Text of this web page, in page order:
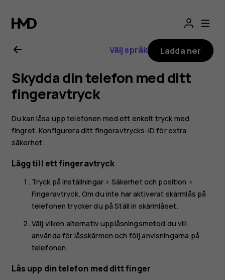
för
Nokia
6.2
Välj språk Ladda ner
Skydda din telefon med ditt
fingeravtryck
Du kan låsa upp telefonen med ett enkelt tryck med
fingret. Konfigurera ditt fingeravtrycks-ID för extra
säkerhet.
Lägg till ett fingeravtryck
Tryck påInställningar > Säkerhet och position >
Fingeravtryck. Om du inte har aktiverat skärmlås på
telefonen trycker du påStäll in skärmlåset.
Välj vilken alternativ upplåsningsmetod du vill
använda för låsskärmen och följ anvisningarna på
telefonen.
Lås upp din telefon med ditt finger